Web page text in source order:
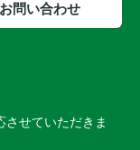
問い合わせ
させていただきま